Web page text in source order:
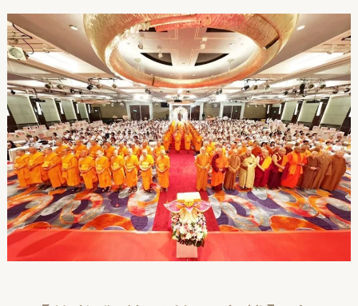
【信
仰
與
傳
承
的
三
十
載】
台
北